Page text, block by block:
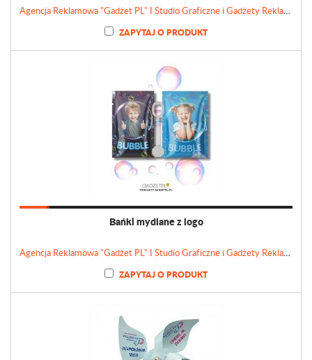
Agencja Reklamowa "Gadżet PL" I Studio Graficzne i Gadżety Reklamowe
ZAPYTAJ O PRODUKT
Bańki mydlane z logo
Agencja Reklamowa "Gadżet PL" I Studio Graficzne i Gadżety Reklamowe
ZAPYTAJ O PRODUKT